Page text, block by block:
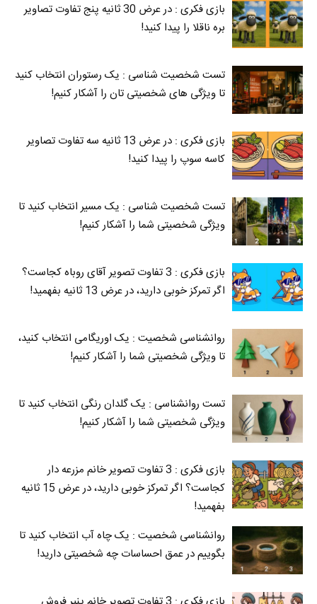
بازی فکری : در عرض 30 ثانیه پنج تفاوت تصاویر
بره ناقلا را پیدا کنید!
تست شخصیت شناسی : یک رستوران انتخاب کنید
تا ویژگی های شخصیتی تان را آشکار کنیم!
بازی فکری : در عرض 13 ثانیه سه تفاوت تصاویر
کاسه‌ سوپ را پیدا کنید!
تست شخصیت شناسی : یک مسیر انتخاب کنید تا
ویژگی شخصیتی شما را آشکار کنیم!
بازی فکری : 3 تفاوت تصویر آقای روباه کجاست؟
اگر تمرکز خوبی دارید، در عرض 13 ثانیه بفهمید!
روانشناسی شخصیت : یک اوریگامی انتخاب کنید،
تا ویژگی شخصیتی شما را آشکار کنیم!
تست روانشناسی : یک گلدان رنگی انتخاب کنید تا
ویژگی شخصیتی شما را آشکار کنیم!
بازی فکری : 3 تفاوت تصویر خانم مزرعه دار
کجاست؟ اگر تمرکز خوبی دارید، در عرض 15 ثانیه
بفهمید!
روانشناسی شخصیت : یک چاه آب انتخاب کنید تا
بگوییم در عمق احساسات چه شخصیتی دارید!